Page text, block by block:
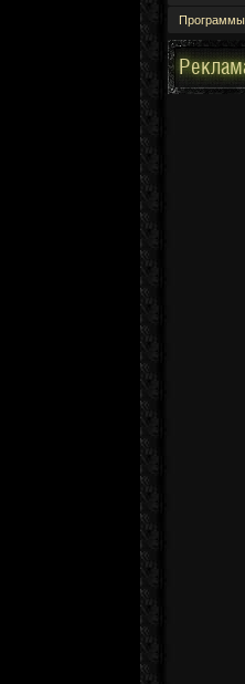
Программы